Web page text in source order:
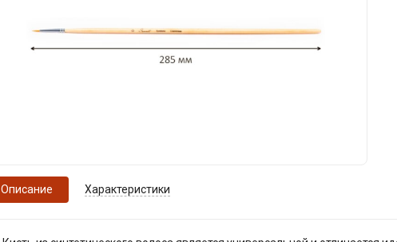
Описание Характеристики